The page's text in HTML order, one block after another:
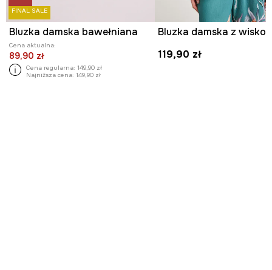
FINAL SALE
Bluzka damska bawełniana
Cena aktualna:
89,90 zł
Cena regularna: 149,90 zł
Najniższa cena: 149,90 zł
119,90 zł